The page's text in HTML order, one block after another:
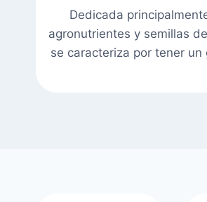
Dedicada
agronutrientes y semillas
se caracteriza por tener